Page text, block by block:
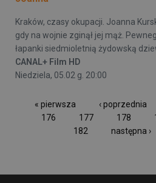
Kraków, czasy okupacji. Joanna
gdy na wojnie zginął jej mąż.
łapanki siedmioletnią żydowską
CANAL+ Film HD
Niedziela, 05.02 g. 20:00
« pierwsza ‹ poprzednia
176
177 178
182
następna ›